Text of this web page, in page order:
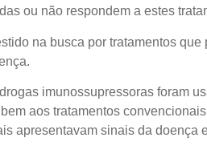
ou não respondem a estes
na busca por tratamentos
imunossupressoras foram
aos tratamentos
apresentavam sinais da doença